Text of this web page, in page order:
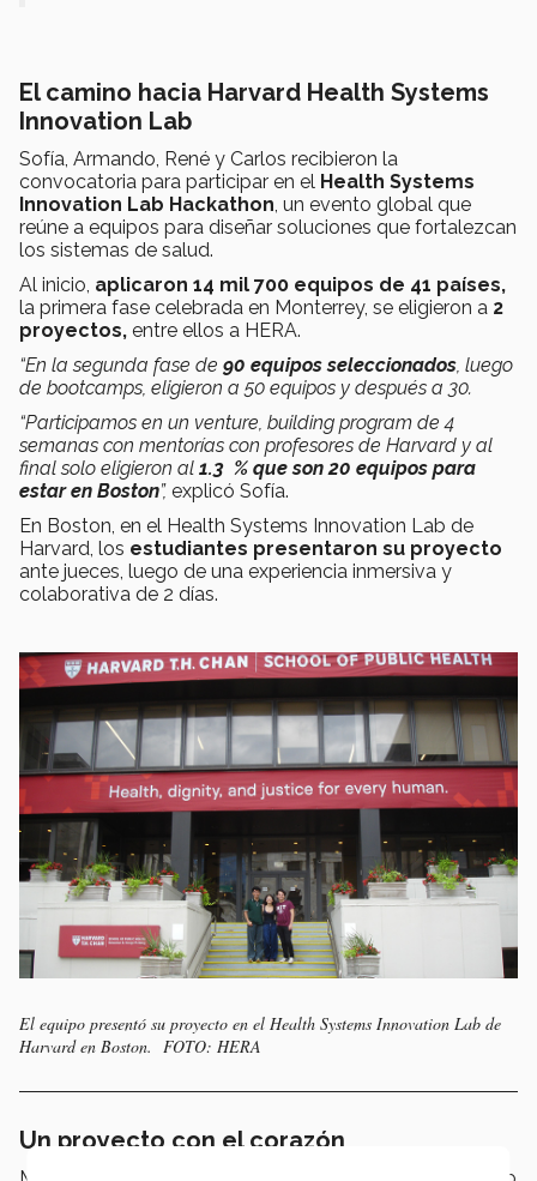
El camino hacia Harvard Health Systems
Innovation Lab
Sofía, Armando, René y Carlos recibieron la
convocatoria para participar en el Health Systems
Innovation Lab Hackathon, un evento global que
reúne a equipos para diseñar soluciones que fortalezcan
los sistemas de salud.
Al inicio, aplicaron 14 mil 700 equipos de 41 países,
la primera fase celebrada en Monterrey, se eligieron a 2
proyectos, entre ellos a HERA.
“En la segunda fase de 90 equipos seleccionados, luego
de bootcamps, eligieron a 50 equipos y después a 30.
“Participamos en un venture, building program de 4
semanas con mentorías con profesores de Harvard y al
final solo eligieron al 1.3 % que son 20 equipos para
estar en Boston”, explicó Sofía.
En Boston, en el Health Systems Innovation Lab de
Harvard, los estudiantes presentaron su proyecto
ante jueces, luego de una experiencia inmersiva y
colaborativa de 2 días.
El equipo presentó su proyecto en el Health Systems Innovation Lab de
Harvard en Boston. FOTO: HERA
Un proyecto con el corazón